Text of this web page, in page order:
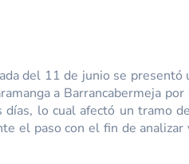
del 11 de junio se presentó
a Barrancabermeja por
lo cual afectó un tramo
el paso con el fin de analizar